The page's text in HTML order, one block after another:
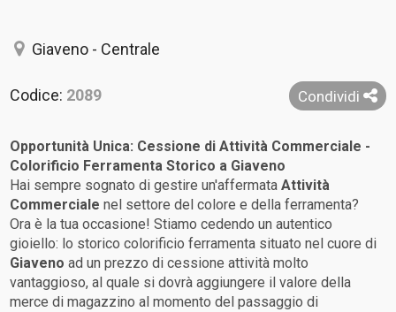
Giaveno - Centrale
Condividi
Codice: 2089
Opportunità Unica: Cessione diAttività Commerciale -
Colorificio Ferramenta Storico a Giaveno
Hai sempre sognato di gestire un'affermataAttività
Commerciale nel settore del colore e della ferramenta?
Ora è la tua occasione! Stiamo cedendo un autentico
gioiello: lo storico colorificio ferramenta situato nel cuore di
Giaveno ad un prezzo di cessione attività molto
vantaggioso, al quale si dovrà aggiungere il valore della
merce di magazzino al momento del passaggio di